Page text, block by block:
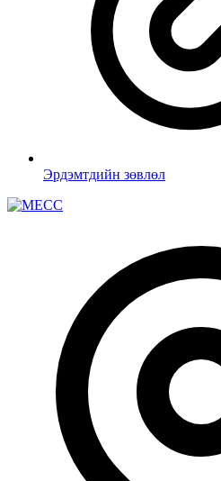
Эрдэмтдийн зөвлөл